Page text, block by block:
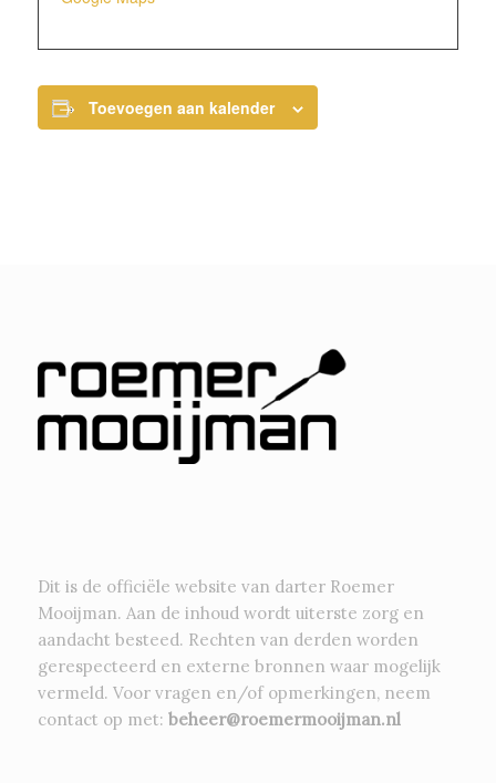
Toevoegen aan kalender
Dit is de officiële website van darter Roemer
Mooijman. Aan de inhoud wordt uiterste zorg en
aandacht besteed. Rechten van derden worden
gerespecteerd en externe bronnen waar mogelijk
vermeld. Voor vragen en/of opmerkingen, neem
contact op met: beheer@roemermooijman.nl